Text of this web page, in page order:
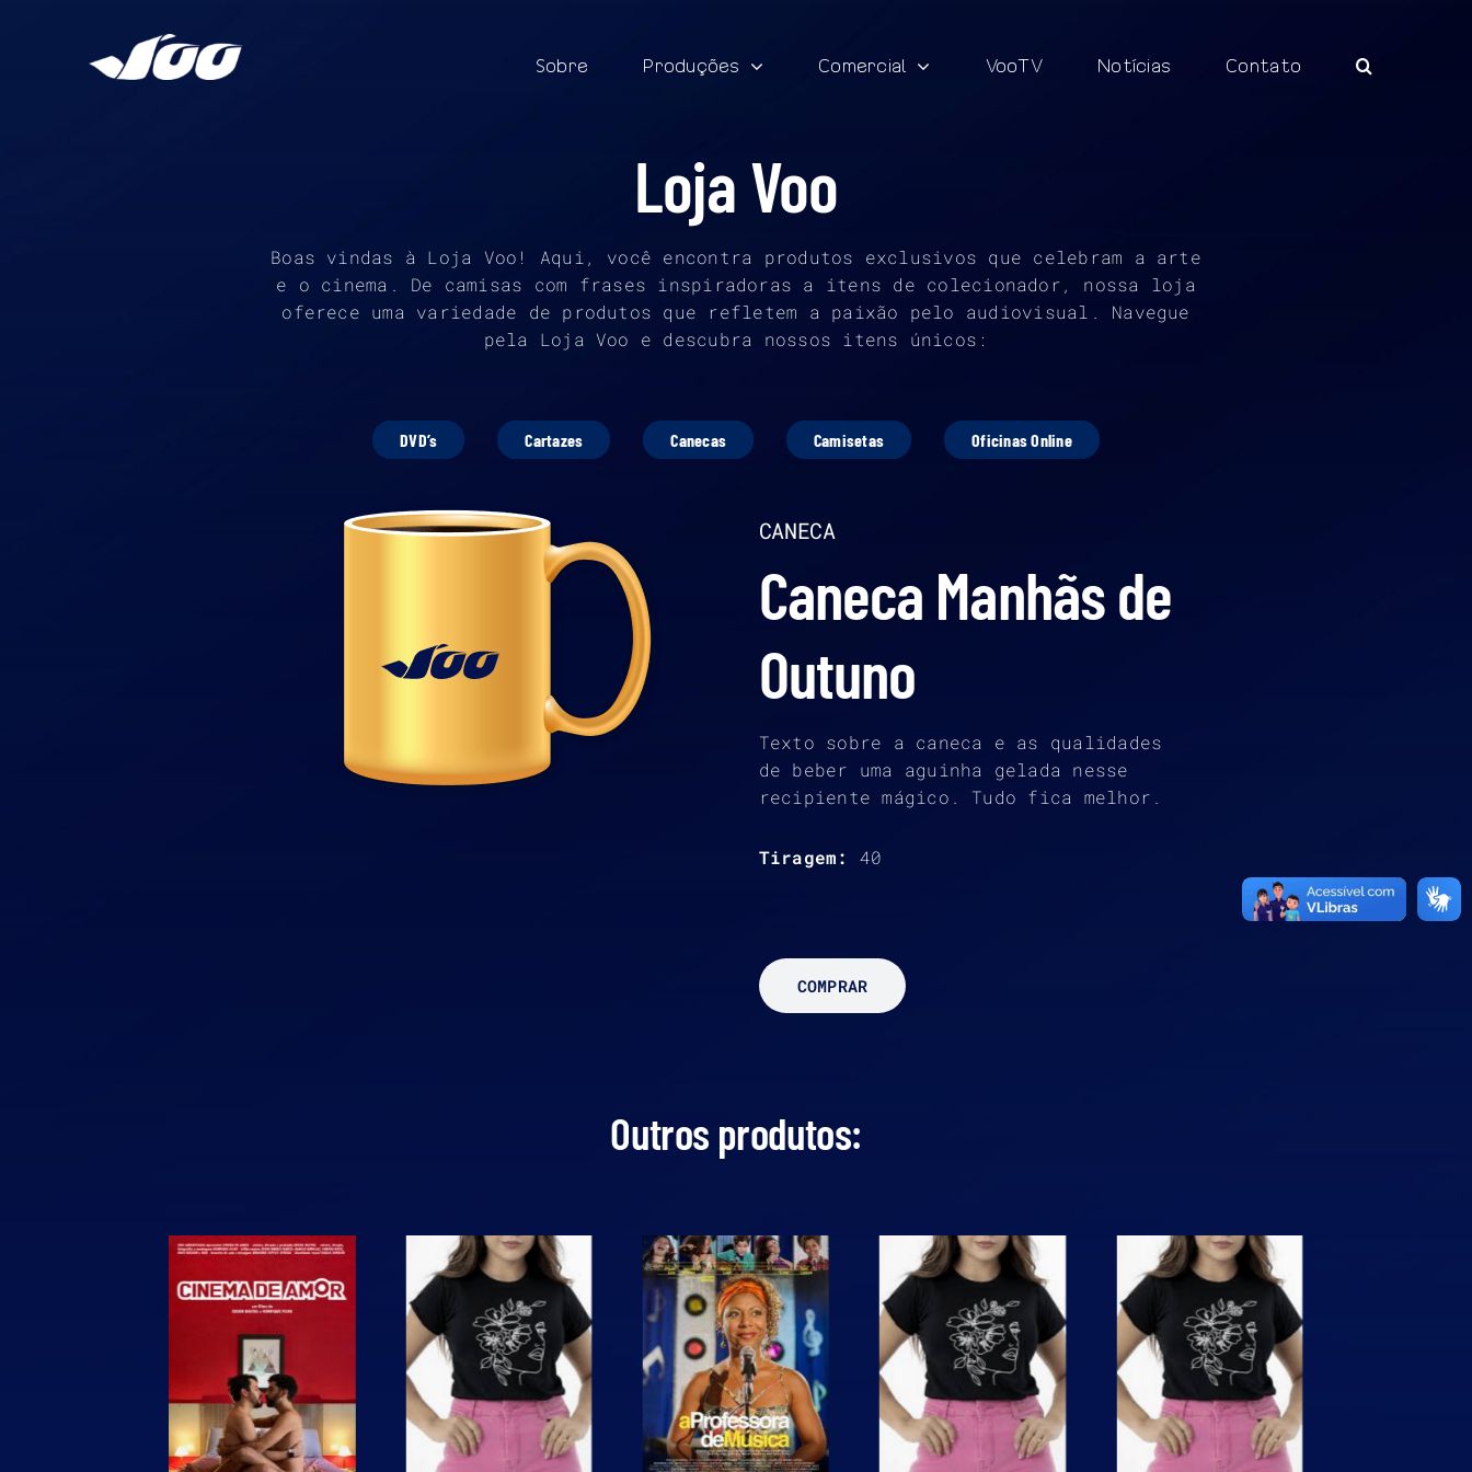
Sobre Produções Comercial VooTV Notícias Contato
Loja Voo
Boas vindas à Loja Voo! Aqui, você encontra produtos exclusivos que celebram a arte
e o cinema. De camisas com frases inspiradoras a itens de colecionador, nossa loja
oferece uma variedade de produtos que refletem a paixão pelo audiovisual. Navegue
pela Loja Voo e descubra nossos itens únicos:
DVD’s Cartazes Canecas Camisetas Oficinas Online
CANECA
Caneca Manhãs de
Outuno
Texto sobre a caneca e as qualidades
de beber uma aguinha gelada nesse
recipiente mágico. Tudo fica melhor.
Tiragem: 40
COMPRAR
Outros produtos: